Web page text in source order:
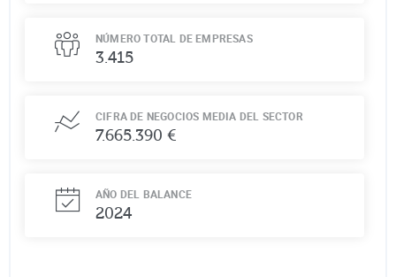
NÚMERO TOTAL DE EMPRESAS
3.415
CIFRA DE NEGOCIOS MEDIA DEL SECTOR
7.665.390 €
AÑO DEL BALANCE
2024